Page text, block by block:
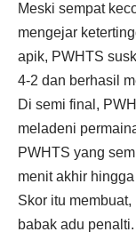
Meski sempat
mengejar
apik, PWHTS
4-2 dan berhasil
Di semi final,
meladeni
PWHTS yang
menit akhir
Skor itu
babak adu